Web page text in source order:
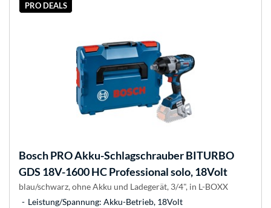
PRO DEALS
BoschPRO Akku-Schlagschrauber BITURBO
GDS 18V-1600 HC Professional solo, 18Volt
blau/schwarz, ohne Akku und Ladegerät, 3/4", in L-BOXX
Leistung/Spannung: Akku-Betrieb, 18Volt